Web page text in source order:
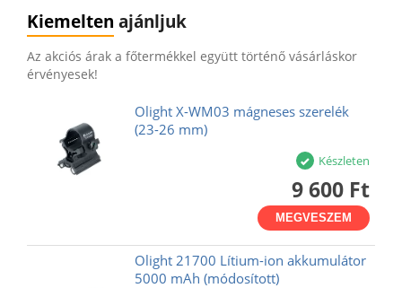
Kiemelten ajánljuk
Az akciós árak a főtermékkel együtt történő vásárláskor
érvényesek!
Olight X-WM03 mágneses szerelék
(23-26 mm)
Készleten
9 600 Ft
MEGVESZEM
Olight 21700 Lítium-ion akkumulátor
5000 mAh (módosított)